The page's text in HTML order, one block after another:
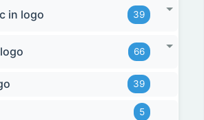
in logo 39
66
39
5